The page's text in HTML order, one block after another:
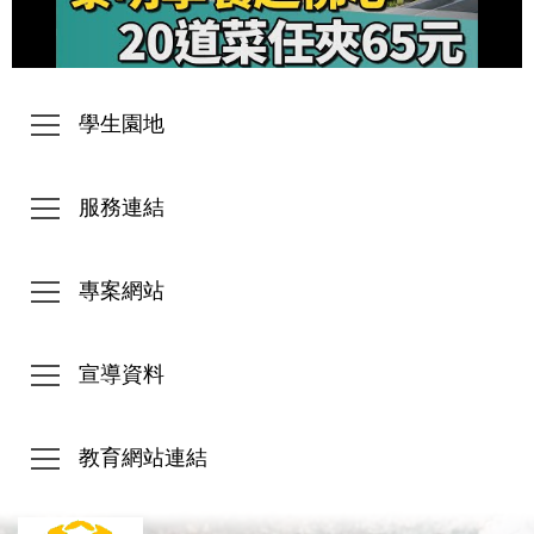
學生園地
服務連結
專案網站
宣導資料
教育網站連結